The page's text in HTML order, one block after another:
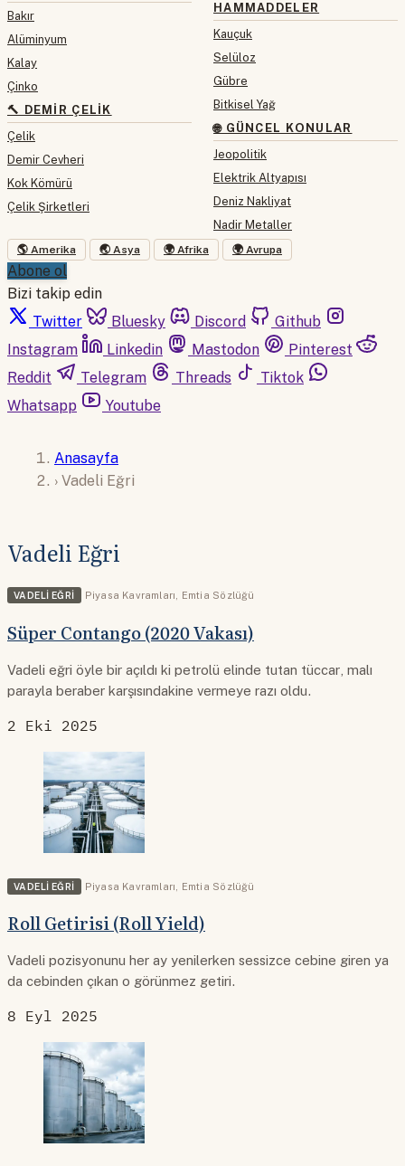
Bakır
Alüminyum
Kalay
Çinko
🔨 DEMIR ÇELIK
Çelik
Demir Cevheri
Kok Kömürü
Çelik Şirketleri
HAMMADDELER
Kauçuk
Selüloz
Gübre
Bitkisel Yağ
🌐 GÜNCEL KONULAR
Jeopolitik
Elektrik Altyapısı
Deniz Nakliyat
Nadir Metaller
🌎 Amerika 🌏 Asya 🌍 Afrika 🌍 Avrupa
Abone ol
Bizi takip edin
Twitter
Bluesky Discord
Github
Instagram
Linkedin Mastodon
Pinterest
Reddit
Telegram Threads
Tiktok
Whatsapp
Youtube
Anasayfa
› Vadeli Eğri
Vadeli Eğri
VADELI EĞRI Piyasa Kavramları, Emtia Sözlüğü
Süper Contango (2020 Vakası)
Vadeli eğri öyle bir açıldı ki petrolü elinde tutan tüccar, malı
parayla beraber karşısındakine vermeye razı oldu.
2 Eki 2025
VADELI EĞRI Piyasa Kavramları Emtia Sözlüğü
Roll Getirisi (Roll Yield)
Vadeli pozisyonunu her ay yenilerken sessizce cebine giren ya
da cebinden çıkan o görünmez getiri.
8 Eyl 2025